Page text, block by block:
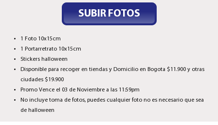
SUBIR FOTOS
1 Foto 10x15cm
1 Portarretrato 10x15cm
Stickers halloween
Disponible para recoger en tiendas y Domicilio en Bogota $11.900 y otras
ciudades $19.900
Promo Vence el 03 de Noviembre a las 11:59pm
No incluye toma de fotos, puedes cualquier foto no es necesario que sea
de halloween